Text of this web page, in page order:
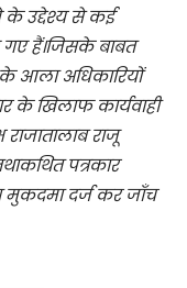
उद्देश्य से कई
गए हैं।जिसके बाबत
आला अधिकारियों
के खिलाफ कार्यवाही
राजातालाब राजू
पत्रकार
दर्ज कर जाँच